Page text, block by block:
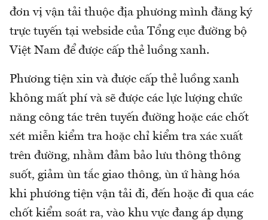
đơn vị vận tải thuộc địa phương mình đăng ký
trực tuyến tại webside của Tổng cục đường bộ
Việt Nam để được cấp thẻ luồng xanh.
Phương tiện xin và được cấp thẻ luồng xanh
không mất phí và sẽ được các lực lượng chức
năng công tác trên tuyến đường hoặc các chốt
xét miễn kiểm tra hoặc chỉ kiểm tra xác xuất
trên đường, nhằm đảm bảo lưu thông thông
suốt, giảm ùn tắc giao thông, ùn ứ hàng hóa
khi phương tiện vận tải đi, đến hoặc đi qua các
chốt kiểm soát ra, vào khu vực đang áp dụng